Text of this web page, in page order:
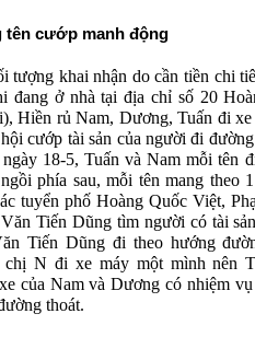
tên cướp manh động
tượng khai nhận do cần tiền chi
đang ở nhà tại địa chỉ số 20
Hiền rủ Nam, Dương, Tuấn đi
cướp tài sản của người đi
18-5, Tuấn và Nam mỗi tên
phía sau, mỗi tên mang theo
tuyển phố Hoàng Quốc Việt,
Tiến Dũng tìm người có tài
Tiến Dũng đi theo hướng
chị N đi xe máy một mình nên
của Nam và Dương có nhiệm
thoát.